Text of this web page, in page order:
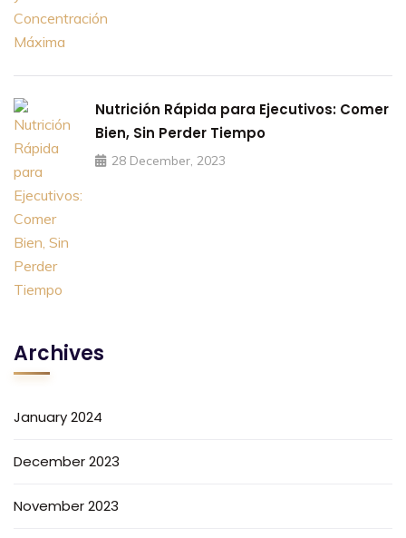
Nutrición Rápida para Ejecutivos: Comer
Bien, Sin Perder Tiempo
28 December, 2023
Archives
January 2024
December 2023
November 2023